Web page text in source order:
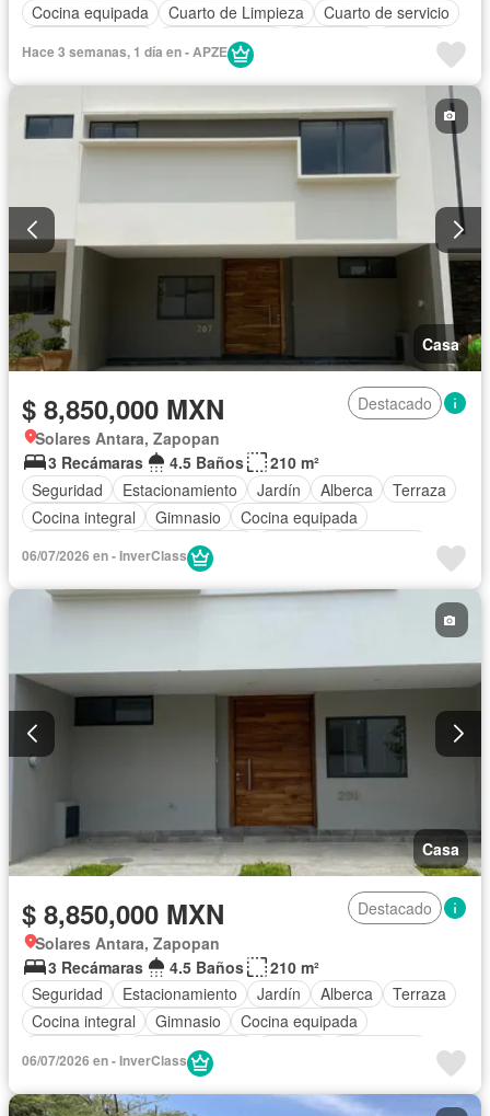
Cocina equipada
Cuarto de Limpieza
Cuarto de servicio
Sala polivalente
Terraza
Jardín
Hace 3 semanas, 1 día en - APZE
Casa
$ 8,850,000 MXN
Destacado
Solares Antara, Zapopan
3 Recámaras
4.5 Baños
210 m²
Seguridad
Estacionamiento Jardín Alberca
Terraza
Cocina integral
Gimnasio
Cocina equipada
Sala polivalente
Cuarto de Limpieza
Despacho
Recámara con closet
Caseta de vigilancia Sin amueblar
06/07/2026 en - InverClass
Casa
$ 8,850,000 MXN
Destacado
Solares Antara, Zapopan
3 Recámaras
4.5 Baños
210 m²
Seguridad
Estacionamiento Jardín Alberca
Terraza
Cocina integral
Gimnasio
Cocina equipada
Sala polivalente
Cuarto de Limpieza
Recámara con closet
Caseta de vigilancia Sin amueblar
06/07/2026 en - InverClass